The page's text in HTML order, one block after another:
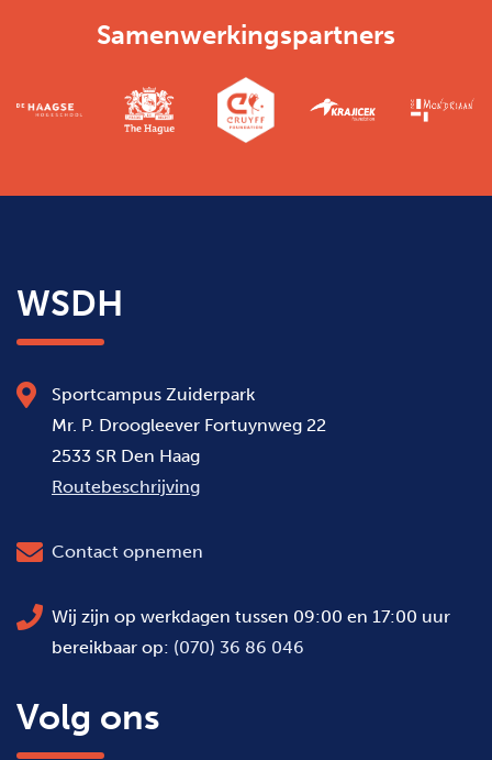
Samenwerkingspartners
WSDH
Sportcampus Zuiderpark
Mr. P. Droogleever Fortuynweg 22
2533 SR Den Haag
Routebeschrijving
Contact opnemen
Wij zijn op werkdagen tussen 09:00 en 17:00 uur
bereikbaar op: (070) 36 86 046
Volg ons